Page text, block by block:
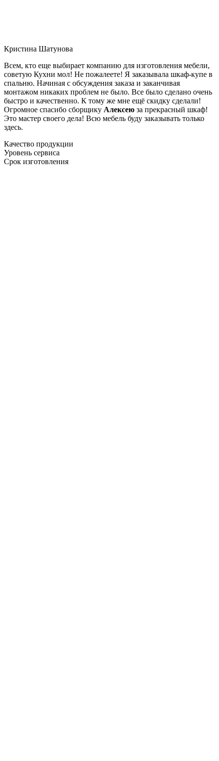
Кристина Шатунова
Всем, кто еще выбирает компанию для изготовления мебели,
советую Кухни мол! Не пожалеете! Я заказывала шкаф-купе в
спальню. Начиная с обсуждения заказа и заканчивая
монтажом никаких проблем не было. Все было сделано очень
быстро и качественно. К тому же мне ещё скидку сделали!
Огромное спасибо сборщику Алексею за прекрасный шкаф!
Это мастер своего дела! Всю мебель буду заказывать только
здесь.
Качество продукции
Уровень сервиса
Срок изготовления